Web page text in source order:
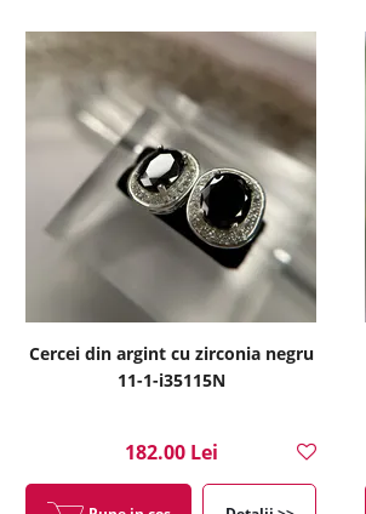
Cercei din argint cu zirconia negru
11-1-i35115N
182.00 Lei